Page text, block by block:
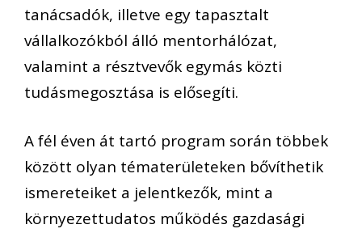
tanácsadók, illetve egy tapasztalt
vállalkozókból álló mentorhálózat,
valamint a résztvevők egymás közti
tudásmegosztása is elősegíti.
A fél éven át tartó program során többek
között olyan tématerületeken bővíthetik
ismereteiket a jelentkezők, mint a
környezettudatos működés gazdasági